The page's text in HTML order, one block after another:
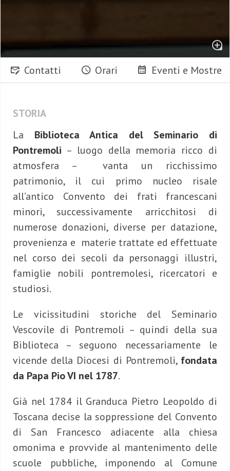
Contatti Orari Eventi e Mostre
STORIA
La Biblioteca Antica del Seminario di
Pontremoli – luogo della memoria ricco di
atmosfera – vanta un ricchissimo
patrimonio, il cui primo nucleo risale
all’antico Convento dei frati francescani
minori, successivamente arricchitosi di
numerose donazioni, diverse per datazione,
provenienza e materie trattate ed effettuate
nel corso dei secoli da personaggi illustri,
famiglie nobili pontremolesi, ricercatori e
studiosi.
Le vicissitudini storiche del Seminario
Vescovile di Pontremoli – quindi della sua
Biblioteca – seguono necessariamente le
vicende della Diocesi di Pontremoli, fondata
da Papa Pio VI nel 1787.
Già nel 1784 il Granduca Pietro Leopoldo di
Toscana decise la soppressione del Convento
di San Francesco adiacente alla chiesa
omonima e provvide al mantenimento delle
scuole pubbliche, imponendo al Comune